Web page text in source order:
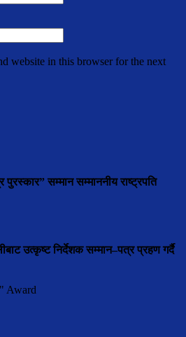
website in this browser for the next
सम्मान सम्माननीय राष्ट्रपति
उत्कृष्ट निर्देशक सम्मान–पत्र प्रहण गर्दै
Award